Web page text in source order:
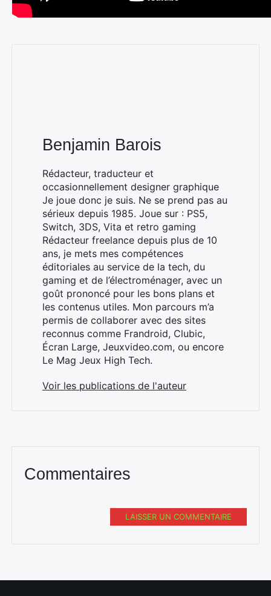
Benjamin Barois
Rédacteur, traducteur et
occasionnellement designer graphique
Je joue donc je suis. Ne se prend pas au
sérieux depuis 1985. Joue sur : PS5,
Switch, 3DS, Vita et retro gaming
Rédacteur freelance depuis plus de 10
ans, je mets mes compétences
éditoriales au service de la tech, du
gaming et de l’électroménager, avec un
goût prononcé pour les bons plans et
les contenus utiles. Mon parcours m’a
permis de collaborer avec des sites
reconnus comme Frandroid, Clubic,
Écran Large, Jeuxvideo.com, ou encore
Le Mag Jeux High Tech.
Voir les publications de l'auteur
Commentaires
LAISSER UN COMMENTAIRE
Rechercher
: